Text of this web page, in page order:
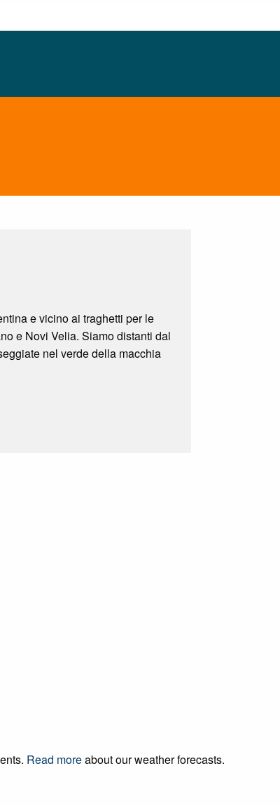
e vicino ai traghetti per le
e Novi Velia. Siamo distanti dal
nel verde della macchia
Read moreabout our weather forecasts.